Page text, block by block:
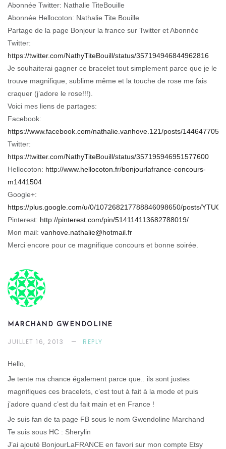
Abonnée Twitter: Nathalie TiteBouille
Abonnée Hellocoton: Nathalie Tite Bouille
Partage de la page Bonjour la france sur Twitter et Abonnée
Twitter:
https://twitter.com/NathyTiteBouill/status/357194946844962816
Je souhaiterai gagner ce bracelet tout simplement parce que je le
trouve magnifique, sublime même et la touche de rose me fais
craquer (j’adore le rose!!!).
Voici mes liens de partages:
Facebook:
https://www.facebook.com/nathalie.vanhove.121/posts/
Twitter:
https://twitter.com/NathyTiteBouill/status/357195946951577600
Hellocoton: http://www.hellocoton.fr/bonjourlafrance-concours-
m1441504
Google+:
https://plus.google.com/u/0/107268217788846098650/posts/
Pinterest: http://pinterest.com/pin/514114113682788019/
Mon mail: vanhove.nathalie@hotmail.fr
Merci encore pour ce magnifique concours et bonne soirée.
MARCHAND GWENDOLINE
JUILLET 16, 2013 REPLY
Hello,
Je tente ma chance également parce que.. ils sont justes
magnifiques ces bracelets, c’est tout à fait à la mode et puis
j’adore quand c’est du fait main et en France !
Je suis fan de ta page FB sous le nom Gwendoline Marchand
Te suis sous HC : Sherylin
J’ai ajouté BonjourLaFRANCE en favori sur mon compte Etsy